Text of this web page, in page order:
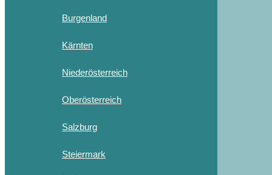
Burgenland
Kärnten
Niederösterreich
Oberösterreich
Salzburg
Steiermark